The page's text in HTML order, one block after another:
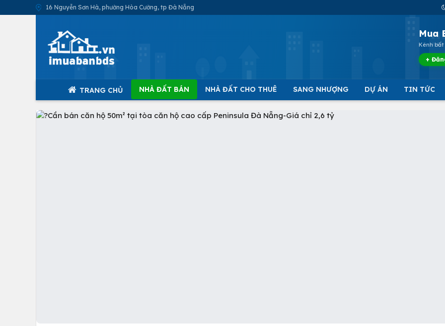
16 Nguyễn Sơn Hà, phường Hòa Cường, tp Đà Nẵng
Mua
Kênh bất
+
TRANG CHỦ NHÀ ĐẤT BÁN NHÀ ĐẤT CHO THUÊ SANG NHƯỢNG DỰ ÁN TIN TỨC